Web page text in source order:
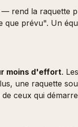
rend la raquette
prévu". Un
moins d'effort.
une raquette
ceux qui